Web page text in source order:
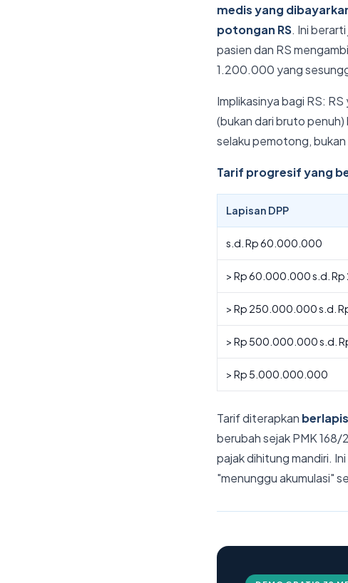
medis yang
potongan RS. Ini
pasien dan RS
1.200.000 yang
Implikasinya bagi RS:
(bukan dari bruto
selaku pemotong,
Tarif progresif yang
Lapisan DPP
s.d. Rp 60.000.000
> Rp 60.000.000 s.d.
> Rp 250.000.000 s.d.
> Rp 500.000.000 s.d.
> Rp 5.000.000.000
Tarif diterapkan berlapis
berubah sejak PMK
pajak dihitung mandiri.
"menunggu akumulasi"